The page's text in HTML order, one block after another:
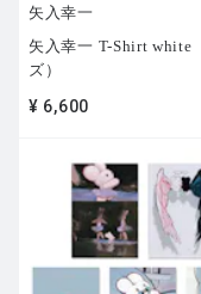
矢入幸一
矢入幸一 T-Shirt white
ズ）
¥ 6,600